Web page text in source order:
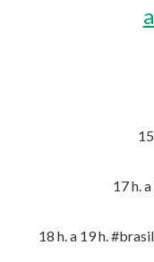
17 h.
18 h. a 19 h.